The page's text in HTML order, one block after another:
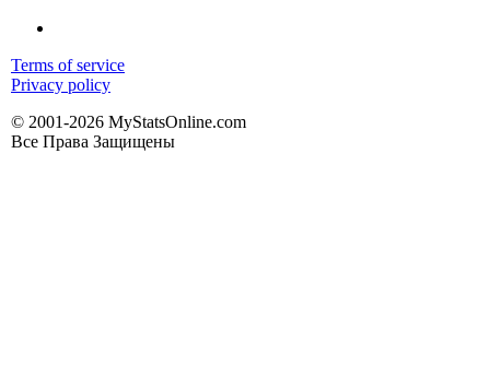
Terms of service
Privacy policy
© 2001-2026 MyStatsOnline.com
Все Права Защищены